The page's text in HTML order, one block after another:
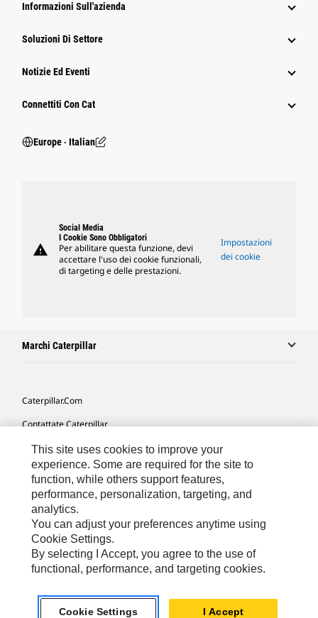
Informazioni Sull'azienda
Soluzioni Di Settore
Notizie Ed Eventi
Connettiti Con Cat
Europe ‧ Italian
warning
Social Media
I Cookie Sono Obbligatori
Per abilitare questa funzione, devi
accettare l'uso dei cookie funzionali,
di targeting e delle prestazioni.
Impostazioni
dei cookie
Marchi Caterpillar
Caterpillar.com
Contattate Caterpillar
Le Mie Preferenze Di Marketing
Mappa Del Sito
Cookie Settings
Informazioni Legali
Tutela Della Privacy
Europe - Italian© 2026 Caterpillar. Tutti i diritti riservati.
This site uses cookies to improve your
experience. Some are required for the site to
function, while others support features,
performance, personalization, targeting, and
analytics.
You can adjust your preferences anytime using
Cookie Settings.
By selecting I Accept, you agree to the use of
functional, performance, and targeting cookies.
Cookie Settings I Accept